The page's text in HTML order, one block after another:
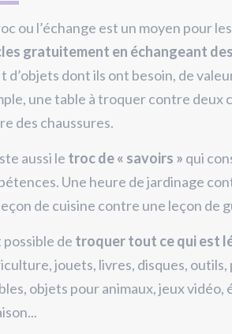
ou l’échange est un moyen pour
gratuitement en échangeant
d’objets dont ils ont besoin, de
une table à troquer contre deux
des chaussures.
aussi le troc de « savoirs » qui
Une heure de jardinage
de cuisine contre une leçon de
possible de troquer tout ce qui est
jouets, livres, disques,
objets pour animaux, jeux